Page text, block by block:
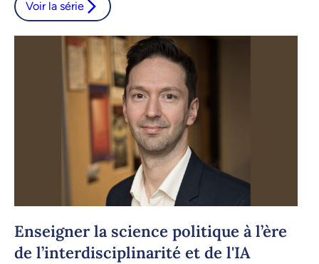
Voir la série
Enseigner la science politique à l’ère
de l’interdisciplinarité et de l'IA